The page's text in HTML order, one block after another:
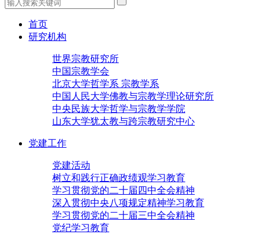
首页
研究机构
世界宗教研究所
中国宗教学会
北京大学哲学系 宗教学系
中国人民大学佛教与宗教学理论研究所
中央民族大学哲学与宗教学学院
山东大学犹太教与跨宗教研究中心
党建工作
党建活动
树立和践行正确政绩观学习教育
学习贯彻党的二十届四中全会精神
深入贯彻中央八项规定精神学习教育
学习贯彻党的二十届三中全会精神
党纪学习教育